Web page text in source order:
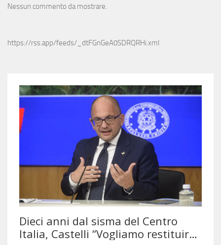
Nessun commento da mostrare.
https://rss.app/feeds/_dtFGnGeA0SDRQRHi.xml